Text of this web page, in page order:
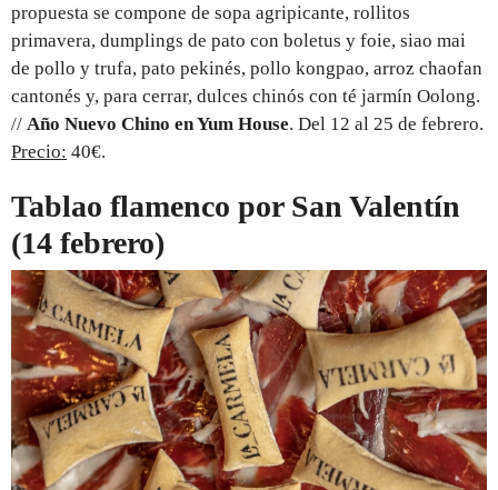
propuesta se compone de sopa agripicante, rollitos
primavera, dumplings de pato con boletus y foie, siao mai
de pollo y trufa, pato pekinés, pollo kongpao, arroz chaofan
cantonés y, para cerrar, dulces chinós con té jarmín Oolong.
// Año Nuevo Chino en Yum House. Del 12 al 25 de febrero.
Precio: 40€.
Tablao flamenco por San Valentín
(14 febrero)